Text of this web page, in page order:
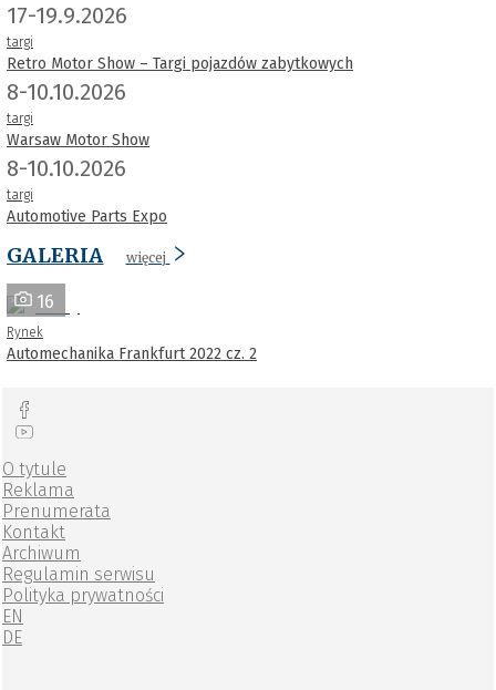
17-19.9.2026
targi
Retro Motor Show – Targi pojazdów zabytkowych
8-10.10.2026
targi
Warsaw Motor Show
8-10.10.2026
targi
Automotive Parts Expo
GALERIA więcej
16
Rynek
Automechanika Frankfurt 2022 cz. 2
O tytule
Reklama
Prenumerata
Kontakt
Archiwum
Regulamin serwisu
Polityka prywatności
EN
DE